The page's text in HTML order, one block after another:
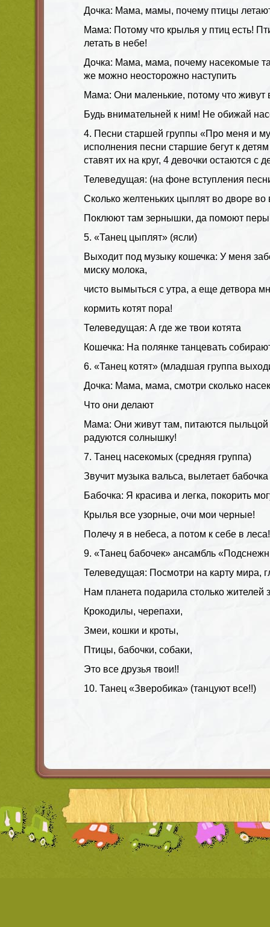
Дочка: Мама, мамы, почему птицы
Мама: Потому что крылья у птиц есть!
летать в небе!
Дочка: Мама, мама, почему насекомые
же можно неосторожно наступить
Мама: Они маленькие, потому что живут
Будь внимательней к ним! Не обижай
4. Песни старшей группы «Про меня и
исполнения песни старшие бегут к
ставят их на круг, 4 девочки остаются с
Телеведущая: (на фоне вступления
Сколько желтеньких цыплят во дворе во
Поклюют там зернышки, да помоют
5. «Танец цыплят» (ясли)
Выходит под музыку кошечка: У меня
миску молока,
чисто вымыться с утра, а еще детвора
кормить котят пора!
Телеведущая: А где же твои котята
Кошечка: На полянке танцевать
6. «Танец котят» (младшая группа
Дочка: Мама, мама, смотри сколько
Что они делают
Мама: Они живут там, питаются пыльцой
радуются солнышку!
7. Танец насекомых (средняя группа)
Звучит музыка вальса, вылетает бабочка
Бабочка: Я красива и легка, покорить
Крылья все узорные, очи мои черные!
Полечу я в небеса, а потом к себе в леса!
9. «Танец бабочек» ансамбль
Телеведущая: Посмотри на карту мира,
Нам планета подарила столько жителей
Крокодилы, черепахи,
Змеи, кошки и кроты,
Птицы, бабочки, собаки,
Это все друзья твои!!
10. Танец «Зверобика» (танцуют все!!)